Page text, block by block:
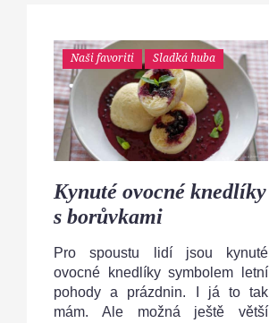
Naši favoriti Sladká huba
Kynuté ovocné knedlíky
s borůvkami
Pro spoustu lidí jsou kynuté
ovocné knedlíky symbolem letní
pohody a prázdnin. I já to tak
mám. Ale možná ještě větší